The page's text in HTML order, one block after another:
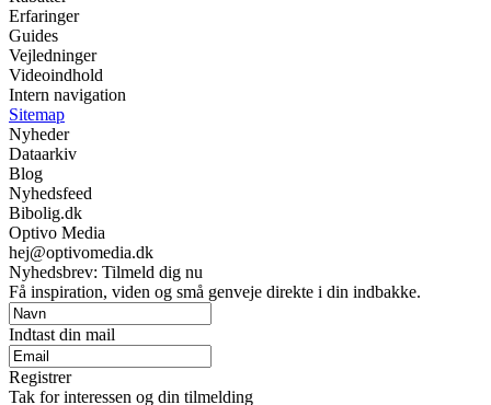
Erfaringer
Guides
Vejledninger
Videoindhold
Intern navigation
Sitemap
Nyheder
Dataarkiv
Blog
Nyhedsfeed
Bibolig.dk
Optivo Media
hej@optivomedia.dk
Nyhedsbrev: Tilmeld dig nu
Få inspiration, viden og små genveje direkte i din indbakke.
Indtast din mail
Registrer
Tak for interessen og din tilmelding